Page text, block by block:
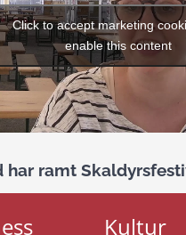
Click to accept marketing
enable this content
har ramt
Kultur